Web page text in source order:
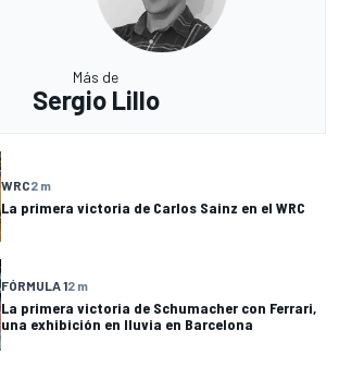
Más de
Sergio Lillo
WRC2 m
La primera victoria de Carlos Sainz en el WRC
FÓRMULA 12 m
La primera victoria de Schumacher con Ferrari,
una exhibición en lluvia en Barcelona